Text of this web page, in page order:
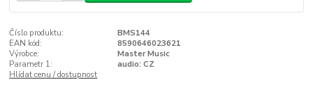
Číslo produktu:
BMS144
EAN kód:
8590646023621
Výrobce:
Master Music
Parametr 1:
audio: CZ
Hlídat cenu / dostupnost